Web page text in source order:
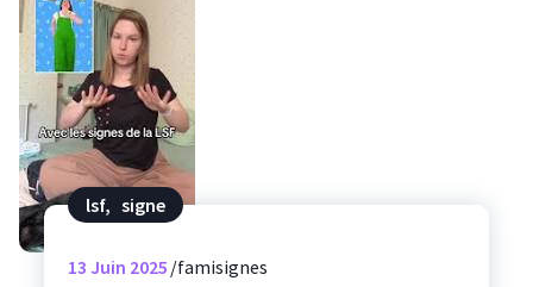
lsf, signe
13 Juin 2025 famisignes